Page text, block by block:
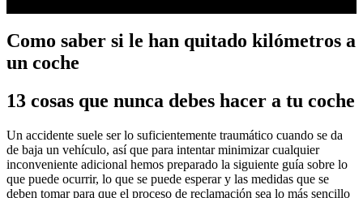
Como saber si le han quitado kilómetros a
un coche
13 cosas que nunca debes hacer a tu coche
Un accidente suele ser lo suficientemente traumático cuando se da
de baja un vehículo, así que para intentar minimizar cualquier
inconveniente adicional hemos preparado la siguiente guía sobre lo
que puede ocurrir, lo que se puede esperar y las medidas que se
deben tomar para que el proceso de reclamación sea lo más sencillo